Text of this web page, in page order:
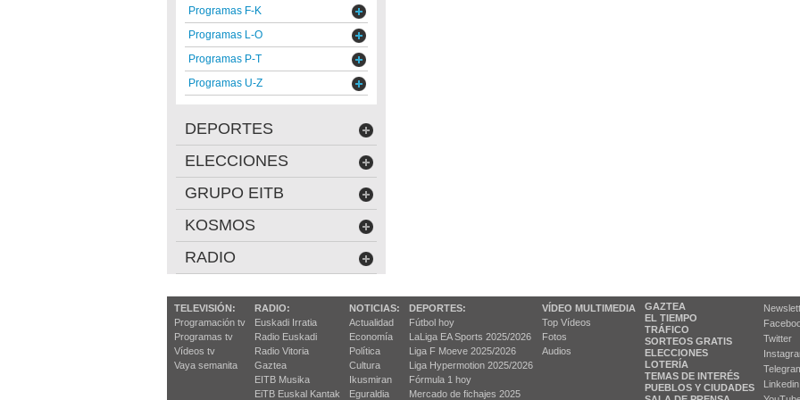
Programas F-K
Programas L-O
Programas P-T
Programas U-Z
DEPORTES
ELECCIONES
GRUPO EITB
KOSMOS
RADIO
TELEVISIÓN:
Programación tv
Programas tv
Vídeos tv
Vaya semanita
RADIO:
Euskadi Irratia
Radio Euskadi
Radio Vitoria
Gaztea
EITB Musika
EiTB Euskal Kantak
NOTICIAS:
Actualidad
Economía
Política
Cultura
Ikusmiran
Eguraldia
DEPORTES:
Fútbol hoy
LaLiga EA Sports 2025/2026
Liga F Moeve 2025/2026
Liga Hypermotion 2025/2026
Fórmula 1 hoy
Mercado de fichajes 2025
VÍDEO MULTIMEDIA
Top Vídeos
Fotos
Audios
GAZTEA
EL TIEMPO
TRÁFICO
SORTEOS GRATIS
ELECCIONES
LOTERÍA
TEMAS DE INTERÉS
PUEBLOS Y CIUDADES
Twitter
Linkedin